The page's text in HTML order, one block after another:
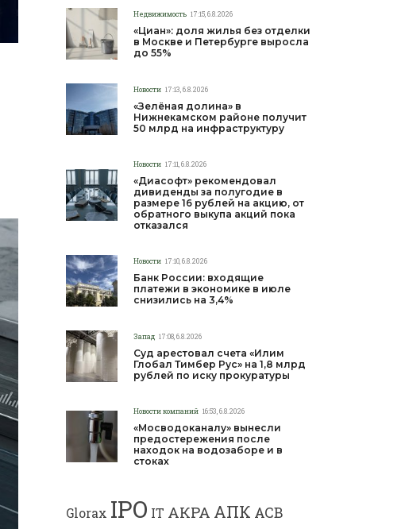
Недвижимость 17:15, 6.8.2026
«Циан»: доля жилья без отделки
в Москве и Петербурге выросла
до 55%
Новости 17:13, 6.8.2026
«Зелёная долина» в
Нижнекамском районе получит
50 млрд на инфраструктуру
Новости 17:11, 6.8.2026
«Диасофт» рекомендовал
дивиденды за полугодие в
размере 16 рублей на акцию, от
обратного выкупа акций пока
отказался
Новости 17:10, 6.8.2026
Банк России: входящие
платежи в экономике в июле
снизились на 3,4%
Запад 17:08, 6.8.2026
Суд арестовал счета «Илим
Глобал Тимбер Рус» на 1,8 млрд
рублей по иску прокуратуры
Новости компаний 16:53, 6.8.2026
«Мосводоканалу» вынесли
предостережения после
находок на водозаборе и в
стоках
Glorax IPO IT АКРА АПК АСВ